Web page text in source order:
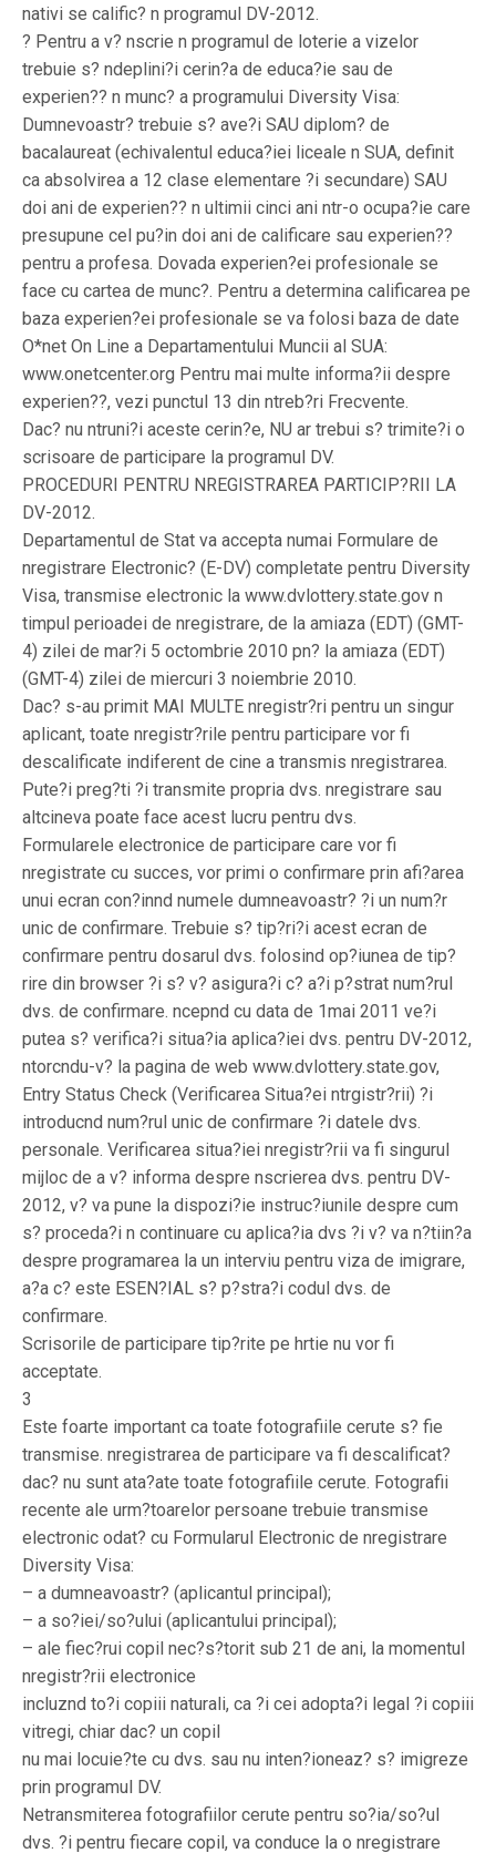
nativi se calific? n programul DV-2012.
? Pentru a v? nscrie n programul de loterie a vizelor
trebuie s? ndeplini?i cerin?a de educa?ie sau de
experien?? n munc? a programului Diversity Visa:
Dumnevoastr? trebuie s? ave?i SAU diplom? de
bacalaureat (echivalentul educa?iei liceale n SUA, definit
ca absolvirea a 12 clase elementare ?i secundare) SAU
doi ani de experien?? n ultimii cinci ani ntr-o ocupa?ie care
presupune cel pu?in doi ani de calificare sau experien??
pentru a profesa. Dovada experien?ei profesionale se
face cu cartea de munc?. Pentru a determina calificarea pe
baza experien?ei profesionale se va folosi baza de date
O*net On Line a Departamentului Muncii al SUA:
www.onetcenter.org Pentru mai multe informa?ii despre
experien??, vezi punctul 13 din ntreb?ri Frecvente.
Dac? nu ntruni?i aceste cerin?e, NU ar trebui s? trimite?i o
scrisoare de participare la programul DV.
PROCEDURI PENTRU NREGISTRAREA PARTICIP?RII LA
DV-2012.
Departamentul de Stat va accepta numai Formulare de
nregistrare Electronic? (E-DV) completate pentru Diversity
Visa, transmise electronic la www.dvlottery.state.gov n
timpul perioadei de nregistrare, de la amiaza (EDT) (GMT-
4) zilei de mar?i 5 octombrie 2010 pn? la amiaza (EDT)
(GMT-4) zilei de miercuri 3 noiembrie 2010.
Dac? s-au primit MAI MULTE nregistr?ri pentru un singur
aplicant, toate nregistr?rile pentru participare vor fi
descalificate indiferent de cine a transmis nregistrarea.
Pute?i preg?ti ?i transmite propria dvs. nregistrare sau
altcineva poate face acest lucru pentru dvs.
Formularele electronice de participare care vor fi
nregistrate cu succes, vor primi o confirmare prin afi?area
unui ecran con?innd numele dumneavoastr? ?i un num?r
unic de confirmare. Trebuie s? tip?ri?i acest ecran de
confirmare pentru dosarul dvs. folosind op?iunea de tip?
rire din browser ?i s? v? asigura?i c? a?i p?strat num?rul
dvs. de confirmare. ncepnd cu data de 1mai 2011 ve?i
putea s? verifica?i situa?ia aplica?iei dvs. pentru DV-2012,
ntorcndu-v? la pagina de web www.dvlottery.state.gov,
Entry Status Check (Verificarea Situa?ei ntrgistr?rii) ?i
introducnd num?rul unic de confirmare ?i datele dvs.
personale. Verificarea situa?iei nregistr?rii va fi singurul
mijloc de a v? informa despre nscrierea dvs. pentru DV-
2012, v? va pune la dispozi?ie instruc?iunile despre cum
s? proceda?i n continuare cu aplica?ia dvs ?i v? va n?tiin?a
despre programarea la un interviu pentru viza de imigrare,
a?a c? este ESEN?IAL s? p?stra?i codul dvs. de
confirmare.
Scrisorile de participare tip?rite pe hrtie nu vor fi
acceptate.
3
Este foarte important ca toate fotografiile cerute s? fie
transmise. nregistrarea de participare va fi descalificat?
dac? nu sunt ata?ate toate fotografiile cerute. Fotografii
recente ale urm?toarelor persoane trebuie transmise
electronic odat? cu Formularul Electronic de nregistrare
Diversity Visa:
– a dumneavoastr? (aplicantul principal);
– a so?iei/so?ului (aplicantului principal);
– ale fiec?rui copil nec?s?torit sub 21 de ani, la momentul
nregistr?rii electronice
incluznd to?i copiii naturali, ca ?i cei adopta?i legal ?i copiii
vitregi, chiar dac? un copil
nu mai locuie?te cu dvs. sau nu inten?ioneaz? s? imigreze
prin programul DV.
Netransmiterea fotografiilor cerute pentru so?ia/so?ul
dvs. ?i pentru fiecare copil, va conduce la o nregistrare